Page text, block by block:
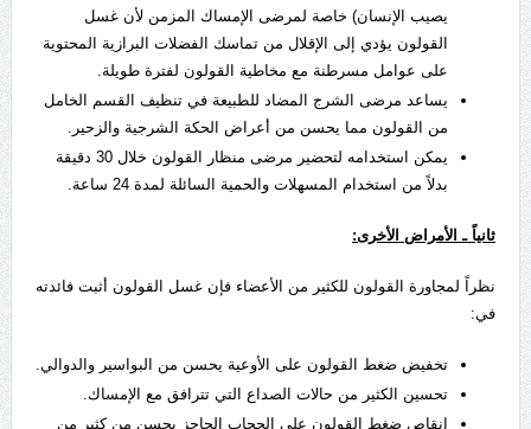
يصيب الإنسان) خاصة لمرضى الإمساك المزمن لأن غسل
القولون يؤدي إلى الإقلال من تماسك الفضلات البرازية المحتوية
على عوامل مسرطنة مع مخاطية القولون لفترة طويلة.
يساعد مرضى الشرج المضاد للطبيعة في تنظيف القسم الخامل
من القولون مما يحسن من أعراض الحكة الشرجية والزحير.
يمكن استخدامه لتحضير مرضى منظار القولون خلال 30 دقيقة
بدلاً من استخدام المسهلات والحمية السائلة لمدة 24 ساعة.
ثانياً ـ الأمراض الأخرى:
نظراً لمجاورة القولون للكثير من الأعضاء فإن غسل القولون أثبت فائدته
في:
تخفيض ضغط القولون على الأوعية يحسن من البواسير والدوالي.
تحسين الكثير من حالات الصداع التي تترافق مع الإمساك.
إنقاص ضغط القولون على الحجاب الحاجز يحسن من كثير من